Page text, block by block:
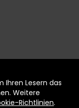
Ihren Lesern das
Weitere
Richtlinien.
widerrufen